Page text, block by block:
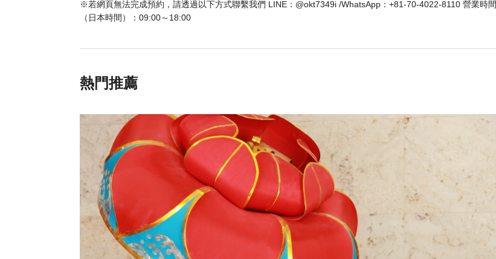
※若網頁無法完成預約，請透過以下方式聯繫我們 LINE：@okt7349i /WhatsApp：+81-70-4022-8110 營業時間
（日本時間）：09:00～18:00
熱門推薦